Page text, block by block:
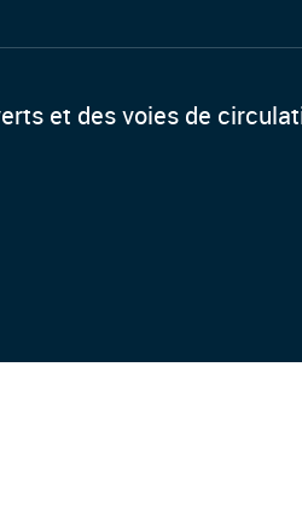
et des voies de